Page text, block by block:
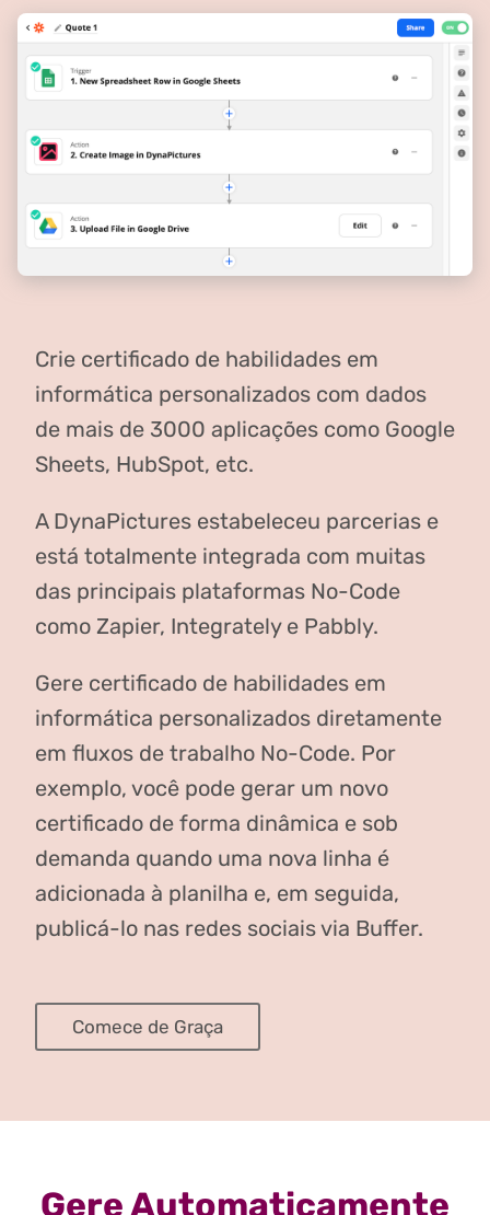
Crie certificado de habilidades em
informática personalizados com dados
de mais de 3000 aplicações como Google
Sheets, HubSpot, etc.
A DynaPictures estabeleceu parcerias e
está totalmente integrada com muitas
das principais plataformas No-Code
como Zapier, Integrately e Pabbly.
Gere certificado de habilidades em
informática personalizados diretamente
em fluxos de trabalho No-Code. Por
exemplo, você pode gerar um novo
certificado de forma dinâmica e sob
demanda quando uma nova linha é
adicionada à planilha e, em seguida,
publicá-lo nas redes sociais via Buffer.
Comece de Graça
Gere Automaticamente